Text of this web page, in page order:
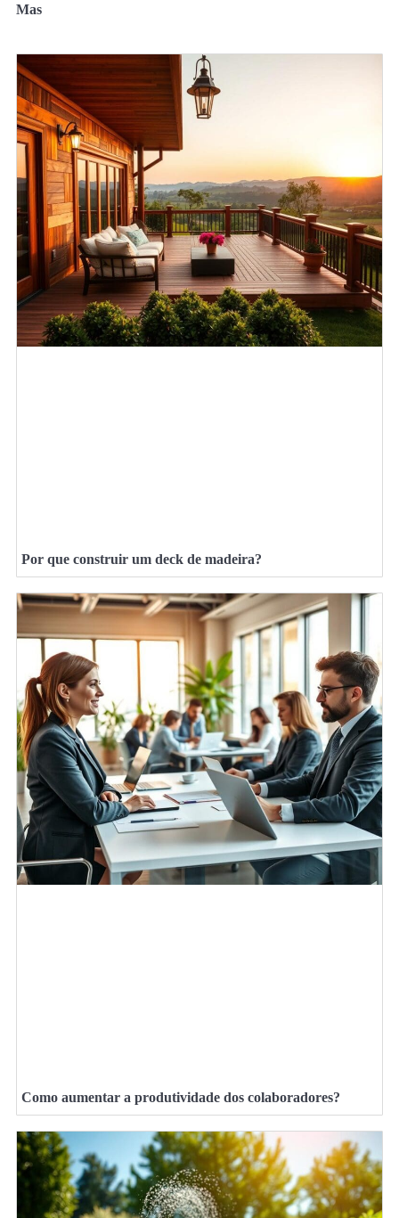
Mas
Por que construir um deck de madeira?
Como aumentar a produtividade dos colaboradores?